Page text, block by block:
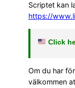
Scriptet kan
https://
Click
Om du har
välkommen